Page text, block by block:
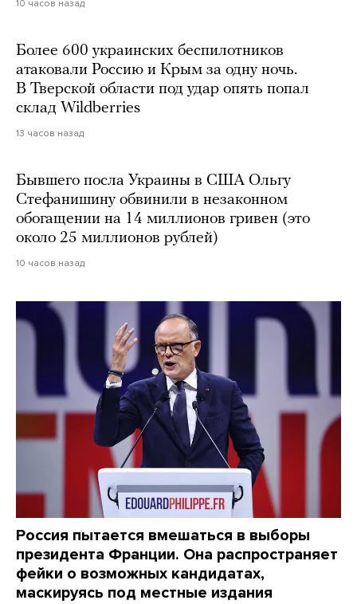
10 часов назад
Более 600 украинских беспилотников
атаковали Россию и Крым за одну ночь.
В Тверской области под удар опять попал
склад Wildberries
13 часов назад
Бывшего посла Украины в США Ольгу
Стефанишину обвинили в незаконном
обогащении на 14 миллионов гривен (это
около 25 миллионов рублей)
10 часов назад
Россия пытается вмешаться в выборы
президента Франции. Она распространяет
фейки о возможных кандидатах,
маскируясь под местные издания